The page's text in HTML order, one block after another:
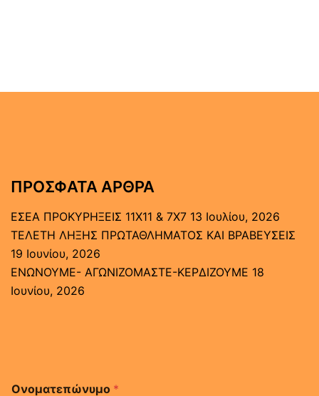
ΠΡΌΣΦΑΤΑ ΆΡΘΡΑ
ΕΣΕΑ ΠΡΟΚΥΡΗΞΕΙΣ 11Χ11 & 7Χ7 13 Ιουλίου, 2026
ΤΕΛΕΤΗ ΛΗΞΗΣ ΠΡΩΤΑΘΛΗΜΑΤΟΣ ΚΑΙ ΒΡΑΒΕΥΣΕΙΣ
19 Ιουνίου, 2026
ΕΝΩΝΟΥΜΕ- ΑΓΩΝΙΖΟΜΑΣΤΕ-ΚΕΡΔΙΖΟΥΜΕ 18
Ιουνίου, 2026
Ονοματεπώνυμο *